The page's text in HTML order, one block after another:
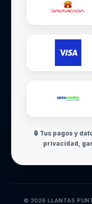
🔒 Tus pagos y
privacidad,
© 2026 LLANTAS